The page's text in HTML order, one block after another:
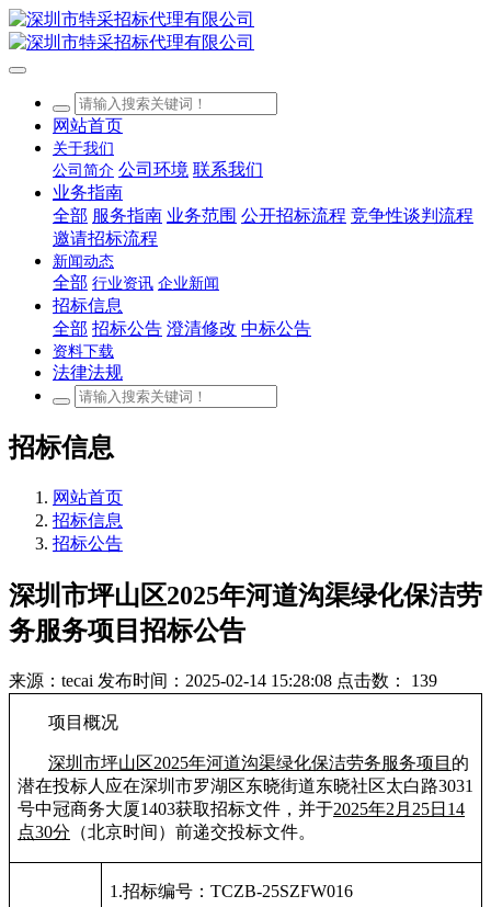
网站首页
关于我们
公司简介 公司环境 联系我们
业务指南
全部 服务指南 业务范围 公开招标流程 竞争性谈判流程
邀请招标流程
新闻动态
全部 行业资讯 企业新闻
招标信息
全部 招标公告 澄清修改 中标公告
资料下载
法律法规
招标信息
网站首页
招标信息
招标公告
深圳市坪山区2025年河道沟渠绿化保洁劳
务服务项目招标公告
来源：tecai 发布时间：2025-02-14 15:28:08 点击数： 139
项目概况
深圳市坪山区2025年河道沟渠绿化保洁劳务服务项目 的
潜在投标人应在深圳市罗湖区东晓街道东晓社区太白路3031
号中冠商务大厦1403获取招标文件，并于2025年2月25日14
点30分 （北京时间）前递交投标文件。
1.招标编号：TCZB-25SZFW016